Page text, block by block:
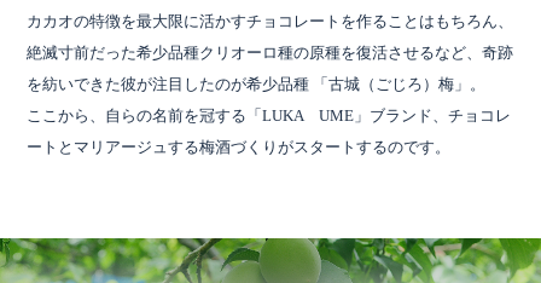
カカオの特徴を最大限に活かすチョコレートを作ることはもちろん、
絶滅寸前だった希少品種クリオーロ種の原種を復活させるなど、奇跡
を紡いできた彼が注目したのが希少品種 「古城（ごじろ）梅」。
ここから、自らの名前を冠する「LUKA UME」ブランド、チョコレ
ートとマリアージュする梅酒づくりがスタートするのです。